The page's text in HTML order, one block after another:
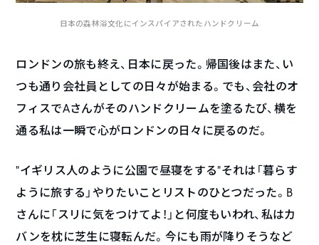
日本の森林浴文化にインスパイアされたハンドクリーム
ロンドンの旅も終え、日本に戻った。帰国後はまた、い
つも通り会社員としての日々が始まる。でも、会社のオ
フィスでAさんがそのハンドクリームを塗るたび、横を
通る私は一瞬で心がロンドンの日々に戻るのだ。
“イギリス人のように公園で昼寝をする”―――それは「暮らす
ように旅する」やりたいことリストのひとつだった。B
さんに「スリに気をつけてよ！」と何度もいわれ、私はカ
バンを枕に芝生に寝転んだ。今にも雨が降りそうなど